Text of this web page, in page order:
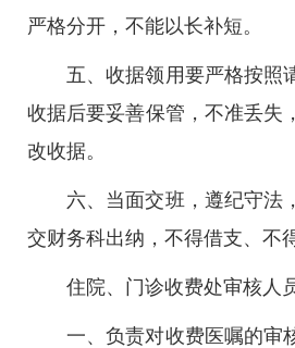
严格分开，不能以长补短。
五、收据领用要严格按照
收据后要妥善保管，不准丢失
改收据。
六、当面交班，遵纪守法
交财务科出纳，不得借支、不
住院、门诊收费处审核人
一、负责对收费医嘱的审